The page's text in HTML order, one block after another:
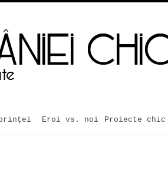
Eroi vs. noi Proiecte chic